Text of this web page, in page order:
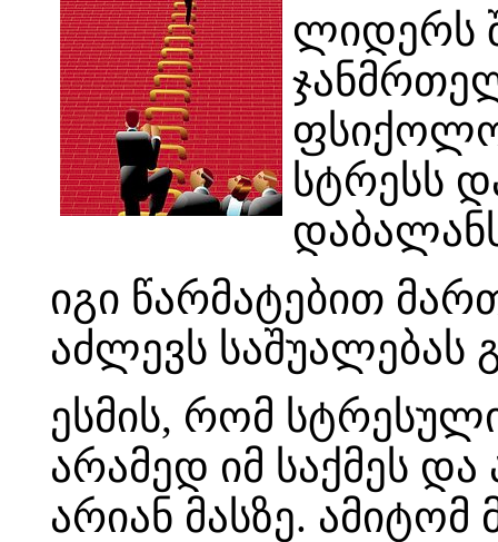
ლიდერს
სტრესს
იგი წარმატებით
აძლევს საშუალებას
ესმის, რომ
არამედ იმ საქმეს
არიან მასზე.